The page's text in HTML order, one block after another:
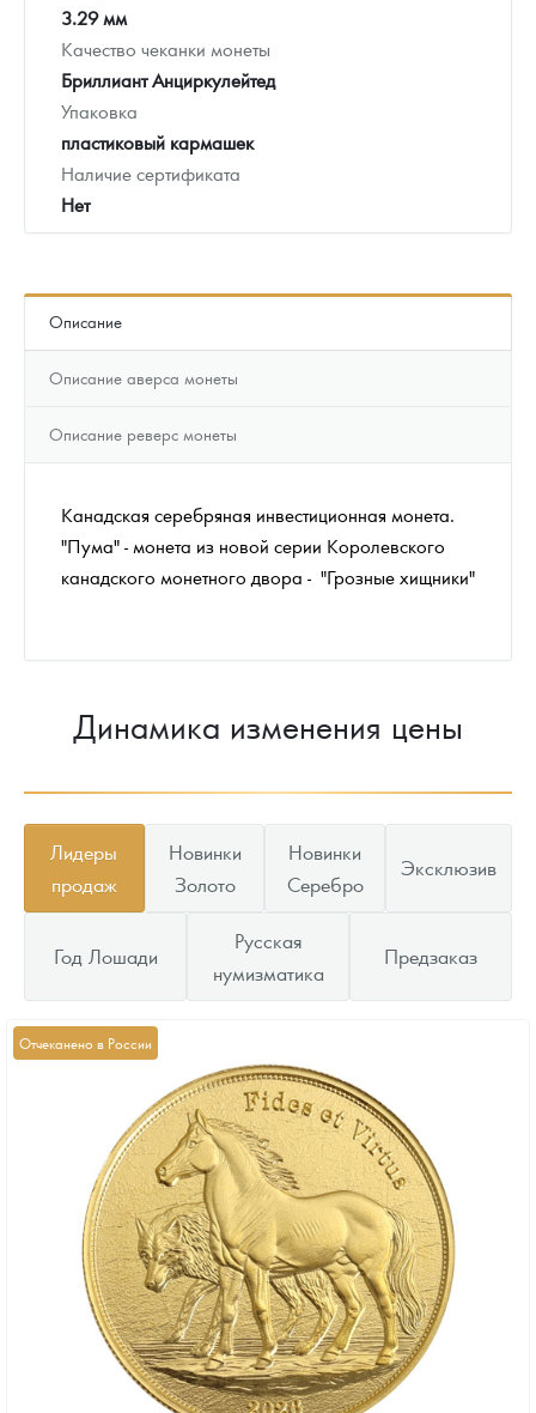
3.29 мм
Качество чеканки монеты
Бриллиант Анциркулейтед
Упаковка
пластиковый кармашек
Наличие сертификата
Нет
Описание
Описание аверса монеты
Описание реверс монеты
Канадская серебряная инвестиционная монета.
"Пума" - монета из новой серии Королевского
канадского монетного двора - "Грозные хищники"
Динамика изменения цены
Лидеры
продаж
Новинки
Золото
Новинки
Серебро
Эксклюзив
Год Лошади
Русская
нумизматика
Предзаказ
Отчеканено в России